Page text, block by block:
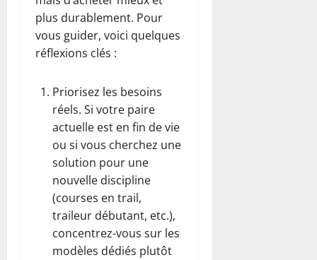
plus durablement. Pour
vous guider, voici quelques
réflexions clés :
Priorisez les besoins
réels. Si votre paire
actuelle est en fin de vie
ou si vous cherchez une
solution pour une
nouvelle discipline
(courses en trail,
traileur débutant, etc.),
concentrez-vous sur les
modèles dédiés plutôt